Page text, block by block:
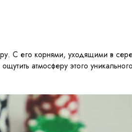
С его корнями, уходящими в
атмосферу этого